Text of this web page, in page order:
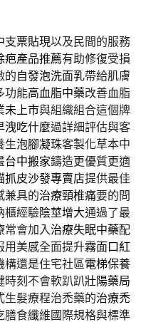
支票貼現以及民間的服務
疤產品推薦有助修復受損
的自發泡洗面乳帶給肌膚
功能高血脂中藥改善血脂
未上市與組織組合這個牌
洩吃什麼過詳細評估與客
生泡腳凝珠客製化草本中
台中搬家鑄造更優質更適
抓皮沙發專賣店提供最佳
兼具的治療頸椎痛要的問
櫃經驗陰莖增大通過了最
常會加入 治療失眠中藥配
用美感全面提升霧面口紅
構還是住宅社區電梯保養
時刻不會軟趴趴壯陽藥局
生髮療程治禿藥的治療禿
食纖維國際規格與標準